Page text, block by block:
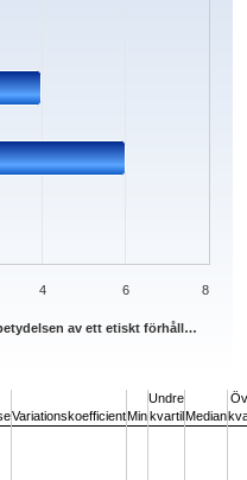
av ett etiskt förhåll…
4 6 8
VariationskoefficientMin
Undre
kvartilMedian